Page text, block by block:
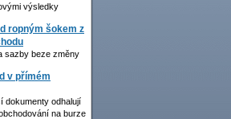
výsledky
ropným šokem z
sazby beze změny
v přímém
dokumenty odhalují
na burze